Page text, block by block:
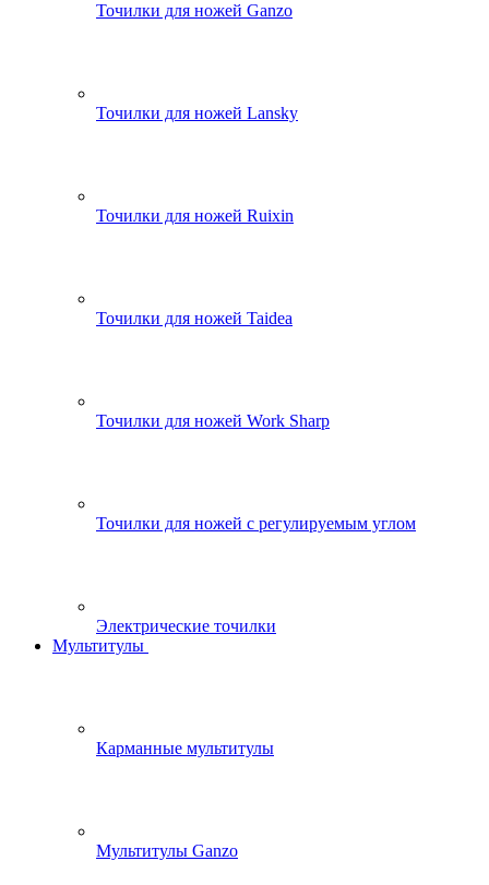
Точилки для ножей Ganzo
Точилки для ножей Lansky
Точилки для ножей Ruixin
Точилки для ножей Taidea
Точилки для ножей Work Sharp
Точилки для ножей с регулируемым углом
Электрические точилки
Мультитулы
Карманные мультитулы
Мультитулы Ganzo